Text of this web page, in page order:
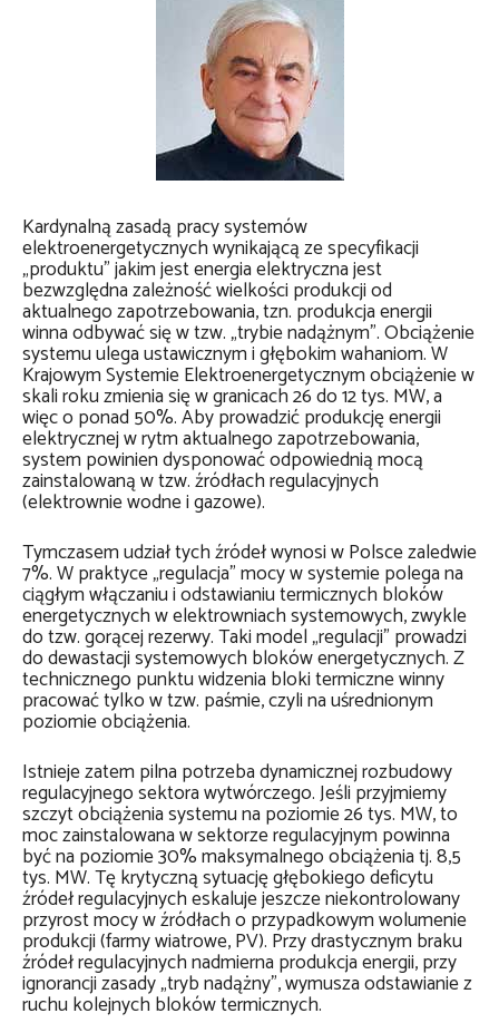
Kardynalną zasadą pracy systemów
elektroenergetycznych wynikającą ze specyfikacji
„produktu” jakim jest energia elektryczna jest
bezwzględna zależność wielkości produkcji od
aktualnego zapotrzebowania, tzn. produkcja energii
winna odbywać się w tzw. „trybie nadążnym”. Obciążenie
systemu ulega ustawicznym i głębokim wahaniom. W
Krajowym Systemie Elektroenergetycznym obciążenie w
skali roku zmienia się w granicach 26 do 12 tys. MW, a
więc o ponad 50%. Aby prowadzić produkcję energii
elektrycznej w rytm aktualnego zapotrzebowania,
system powinien dysponować odpowiednią mocą
zainstalowaną w tzw. źródłach regulacyjnych
(elektrownie wodne i gazowe).
Tymczasem udział tych źródeł wynosi w Polsce zaledwie
7%. W praktyce „regulacja” mocy w systemie polega na
ciągłym włączaniu i odstawianiu termicznych bloków
energetycznych w elektrowniach systemowych, zwykle
do tzw. gorącej rezerwy. Taki model „regulacji” prowadzi
do dewastacji systemowych bloków energetycznych. Z
technicznego punktu widzenia bloki termiczne winny
pracować tylko w tzw. paśmie, czyli na uśrednionym
poziomie obciążenia.
Istnieje zatem pilna potrzeba dynamicznej rozbudowy
regulacyjnego sektora wytwórczego. Jeśli przyjmiemy
szczyt obciążenia systemu na poziomie 26 tys. MW, to
moc zainstalowana w sektorze regulacyjnym powinna
być na poziomie 30% maksymalnego obciążenia tj. 8,5
tys. MW. Tę krytyczną sytuację głębokiego deficytu
źródeł regulacyjnych eskaluje jeszcze niekontrolowany
przyrost mocy w źródłach o przypadkowym wolumenie
produkcji (farmy wiatrowe, PV). Przy drastycznym braku
źródeł regulacyjnych nadmierna produkcja energii, przy
ignorancji zasady „tryb nadążny”, wymusza odstawianie z
ruchu kolejnych bloków termicznych.